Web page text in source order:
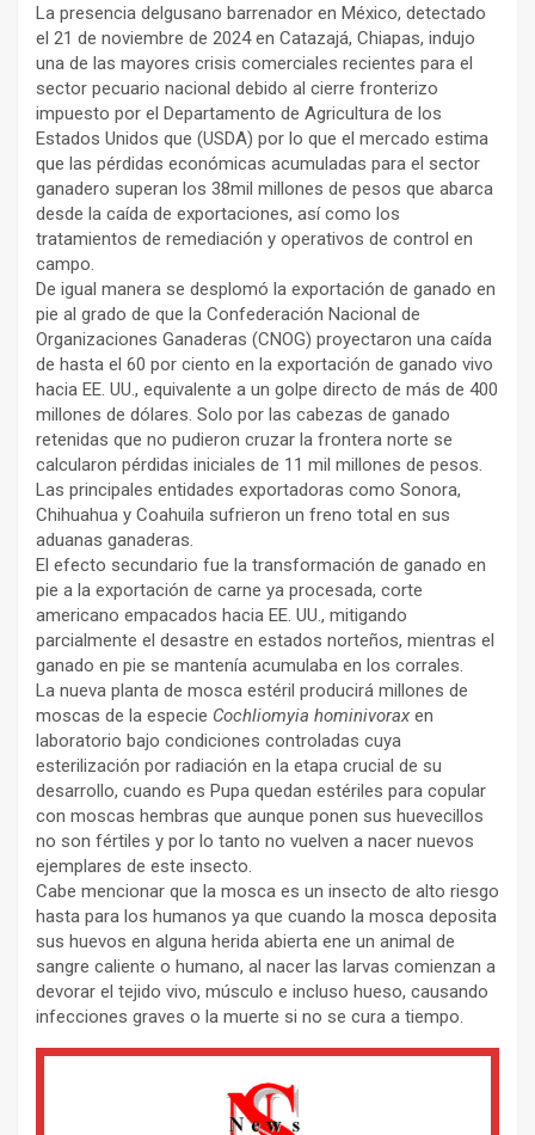
La presencia delgusano barrenador en México, detectado
el 21 de noviembre de 2024 en Catazajá, Chiapas, indujo
una de las mayores crisis comerciales recientes para el
sector pecuario nacional debido al cierre fronterizo
impuesto por el Departamento de Agricultura de los
Estados Unidos que (USDA) por lo que el mercado estima
que las pérdidas económicas acumuladas para el sector
ganadero superan los 38mil millones de pesos que abarca
desde la caída de exportaciones, así como los
tratamientos de remediación y operativos de control en
campo.
De igual manera se desplomó la exportación de ganado en
pie al grado de que la Confederación Nacional de
Organizaciones Ganaderas (CNOG) proyectaron una caída
de hasta el 60 por ciento en la exportación de ganado vivo
hacia EE. UU., equivalente a un golpe directo de más de 400
millones de dólares. Solo por las cabezas de ganado
retenidas que no pudieron cruzar la frontera norte se
calcularon pérdidas iniciales de 11 mil millones de pesos.
Las principales entidades exportadoras como Sonora,
Chihuahua y Coahuila sufrieron un freno total en sus
aduanas ganaderas.
El efecto secundario fue la transformación de ganado en
pie a la exportación de carne ya procesada, corte
americano empacados hacia EE. UU., mitigando
parcialmente el desastre en estados norteños, mientras el
ganado en pie se mantenía acumulaba en los corrales.
La nueva planta de mosca estéril producirá millones de
moscas de la especie Cochliomyia hominivorax en
laboratorio bajo condiciones controladas cuya
esterilización por radiación en la etapa crucial de su
desarrollo, cuando es Pupa quedan estériles para copular
con moscas hembras que aunque ponen sus huevecillos
no son fértiles y por lo tanto no vuelven a nacer nuevos
ejemplares de este insecto.
Cabe mencionar que la mosca es un insecto de alto riesgo
hasta para los humanos ya que cuando la mosca deposita
sus huevos en alguna herida abierta ene un animal de
sangre caliente o humano, al nacer las larvas comienzan a
devorar el tejido vivo, músculo e incluso hueso, causando
infecciones graves o la muerte si no se cura a tiempo.